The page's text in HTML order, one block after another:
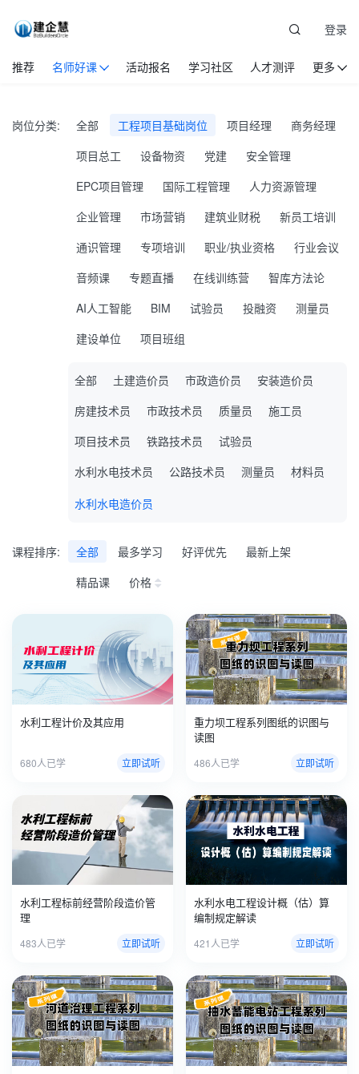
推荐 名师好课 活动报名 学习社区 人才测评 更多
登录
岗位分类: 全部 工程项目基础岗位 项目经理
商务经理
项目总工
设备物资 党建
安全管理
EPC项目管理
国际工程管理
人力资源管理
企业管理
市场营销 建筑业财税
新员工培训
通识管理
专项培训 职业/执业资格
行业会议
音频课
专题直播 在线训练营
智库方法论
AI人工智能
BIM 试验员 投融资
测量员
建设单位
项目班组
全部 土建造价员 市政造价员
安装造价员
房建技术员
市政技术员 质量员
施工员
项目技术员
铁路技术员
试验员
水利水电技术员
公路技术员 测量员
材料员
水利水电造价员
课程排序: 全部 最多学习 好评优先
最新上架
精品课
价格
水利工程计价及其应用
680人已学 立即试听
重力坝工程系列图纸的识图与
读图
486人已学 立即试听
水利工程标前经营阶段造价管
理
483人已学 立即试听
水利水电工程设计概（估）算
编制规定解读
421人已学 立即试听